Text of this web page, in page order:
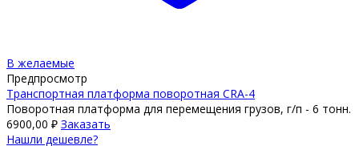
В желаемые
Предпросмотр
Транспортная платформа поворотная CRA-4
Поворотная платформа для перемещения грузов, г/п - 6 тонн.
6900,00 ₽ Заказать
Нашли дешевле?